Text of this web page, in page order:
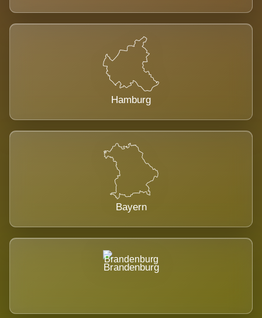
Hamburg
Bayern
Brandenburg